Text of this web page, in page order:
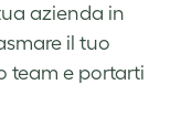
azienda in
il tuo
team e portarti